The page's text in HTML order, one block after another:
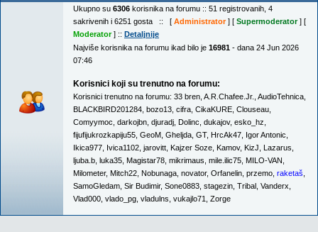
Ukupno su 6306 korisnika na forumu :: 51 registrovanih, 4
sakrivenih i 6251 gosta :: [ Administrator] [ Supermoderator] [
Moderator] :: Detaljnije
Najviše korisnika na forumu ikad bilo je 16981 - dana 24 Jun 2026
07:46
Korisnici koji su trenutno na forumu:
Korisnici trenutno na forumu: 33 bren A.R.Chafee.Jr. AudioTehnica
BLACKBIRD201284 bozo13 cifra CikaKURE Clouseau
Comyymoc darkojbn djuradj Dolinc dukajov, esko_hz
fijufijukrozkapiju55 GeoM Gheljda GT, HrcAk47 Igor Antonic
Ikica977 Ivica1102 jarovitt Kajzer Soze Kamov, KizJ Lazarus
ljuba.b luka35 Magistar78 mikrimaus mile.ilic75 MILO-VAN
Milometer, Mitch22 Nobunaga novator, Orfanelin przemo raketaš
SamoGledam Sir Budimir, Sone0883 stagezin Tribal Vanderx
Vlad000 vlado_pg vladulns vukajlo71 Zorge